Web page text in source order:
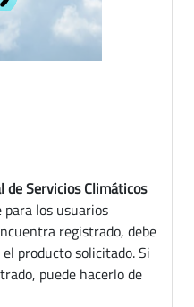
de Servicios Climáticos
los usuarios
registrado, debe
producto solicitado. Si
puede hacerlo de